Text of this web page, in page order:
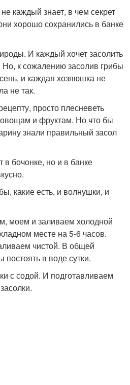
каждый знает, в чем секрет
хорошо сохранились в банке
И каждый хочет засолить
Но, к сожалению засолив грибы
и каждая хозяюшка не
не так.
просто плесневеть
и фруктам. Но что бы
знали правильный засол
в бочонке, но и в банке
какие есть, и волнушки, и
моем и заливаем холодной
месте на 5-6 часов.
чистой. В общей
в воде сутки.
с содой. И подготавливаем